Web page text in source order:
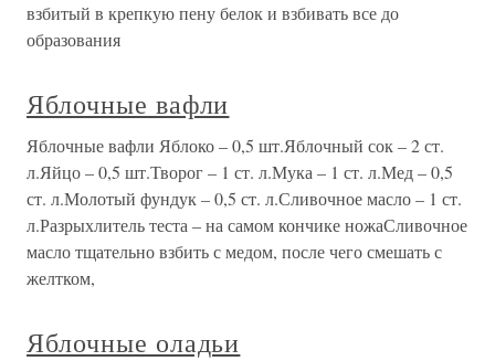
взбитый в крепкую пену белок и взбивать все до
образования
Яблочные вафли
Яблочные вафли Яблоко – 0,5 шт.Яблочный сок – 2 ст.
л.Яйцо – 0,5 шт.Творог – 1 ст. л.Мука – 1 ст. л.Мед – 0,5
ст. л.Молотый фундук – 0,5 ст. л.Сливочное масло – 1 ст.
л.Разрыхлитель теста – на самом кончике ножаСливочное
масло тщательно взбить с медом, после чего смешать с
желтком,
Яблочные оладьи